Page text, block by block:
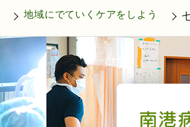
理念・理事長挨拶・クレド
医療安全について
院内感染防止に関する取り組み
厚生労働大臣が定める掲示事項
施設設備紹介
初診・外来受診のご案内
整形外科
リハビリテーション科
回復期リハビリテーション病棟
回復率実績
皮膚科
検査科
栄養科
地域医療連携
南港病院ケアプランセンター
（居宅介護支援事業所）
訪問看護ステーション
グループホーム
（認知症対応型共同生活介護事業所）
地域にでていくケアをしよう